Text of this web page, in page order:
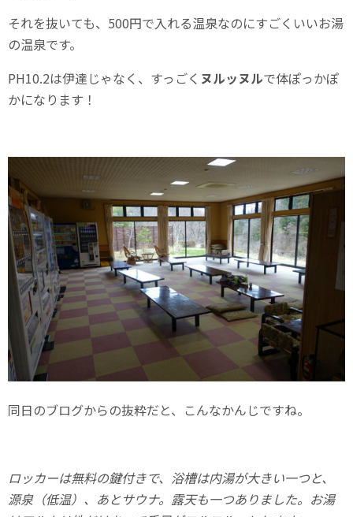
それを抜いても、500円で入れる温泉なのにすごくいいお湯
の温泉です。
PH10.2は伊達じゃなく、すっごく ヌルッヌルで体ぽっかぽ
かになります！
同日のブログからの抜粋だと、こんなかんじですね。
ロッカーは無料の鍵付きで、浴槽は内湯が大きい一つと、
源泉（低温）、あとサウナ。露天も一つありました。お湯